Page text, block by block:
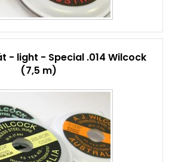
- light - Special .014 Wilcock
(7,5 m)